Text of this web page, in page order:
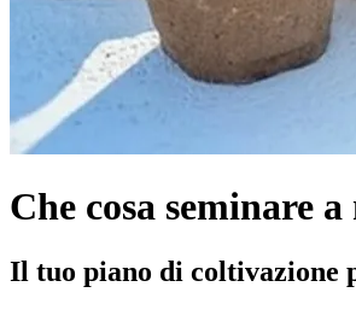
Che cosa seminare
Il tuo piano di coltivazione